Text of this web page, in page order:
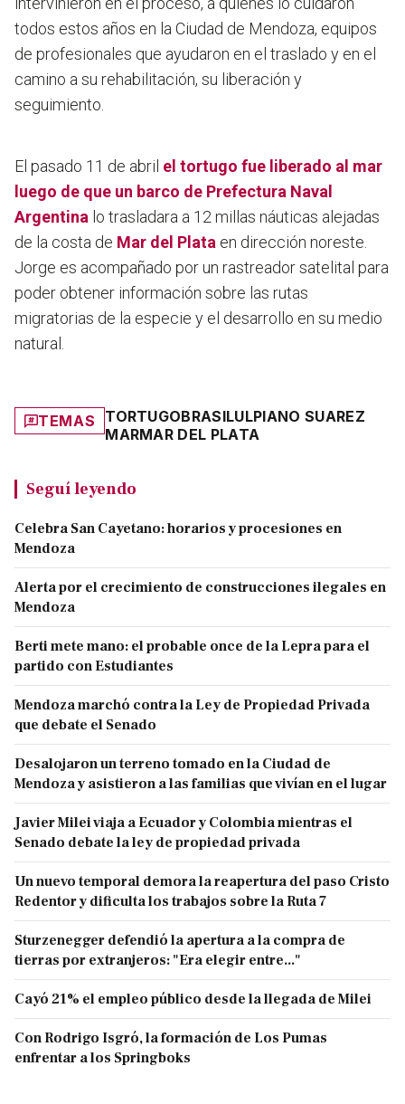
todos estos años en la Ciudad de Mendoza, equipos
de profesionales que ayudaron en el traslado y en el
camino a su rehabilitación, su liberación y
seguimiento.
El pasado 11 de abril el tortugo fue liberado al mar
luego de que un barco de Prefectura Naval
Argentina lo trasladara a 12 millas náuticas alejadas
de la costa de Mar del Plata en dirección noreste.
Jorge es acompañado por un rastreador satelital para
poder obtener información sobre las rutas
migratorias de la especie y el desarrollo en su medio
natural.
TEMAS TORTUGOBRASILULPIANO SUAREZ
MARMAR DEL PLATA
Seguí leyendo
Celebra San Cayetano: horarios y procesiones en
Mendoza
Alerta por el crecimiento de construcciones ilegales en
Mendoza
Berti mete mano: el probable once de la Lepra para el
partido con Estudiantes
Mendoza marchó contra la Ley de Propiedad Privada
que debate el Senado
Desalojaron un terreno tomado en la Ciudad de
Mendoza y asistieron a las familias que vivían en el lugar
Javier Milei viaja a Ecuador y Colombia mientras el
Senado debate la ley de propiedad privada
Un nuevo temporal demora la reapertura del paso Cristo
Redentor y dificulta los trabajos sobre la Ruta 7
Sturzenegger defendió la apertura a la compra de
tierras por extranjeros: "Era elegir entre..."
Cayó 21% el empleo público desde la llegada de Milei
Con Rodrigo Isgró, la formación de Los Pumas
enfrentar a los Springboks